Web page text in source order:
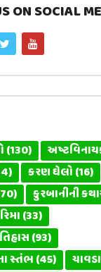
ON SOCIAL
(130)
કરણ ઘેલો(16)
કુરબાનીની
(33)
(93)
સ્તંભ(45)